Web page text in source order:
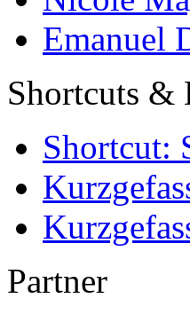
Emanuel
Shortcuts &
Shortcut:
Partner